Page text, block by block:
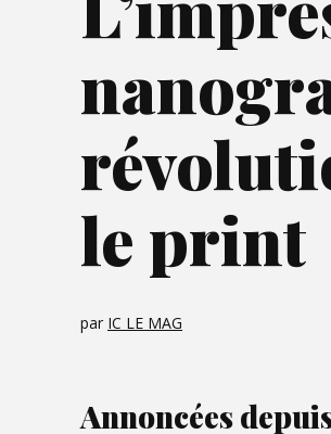
le print
par IC LE MAG
Annoncées